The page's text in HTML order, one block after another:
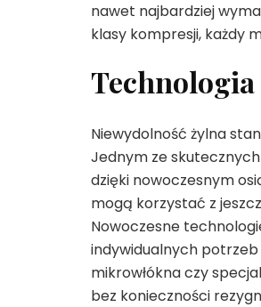
nawet najbardziej
klasy kompresji, każdy
Niewydolność żylna
Jednym ze
dzięki nowoczesnym
mogą korzystać z
Nowoczesne
indywidualnych
mikrowłókna czy
bez konieczności